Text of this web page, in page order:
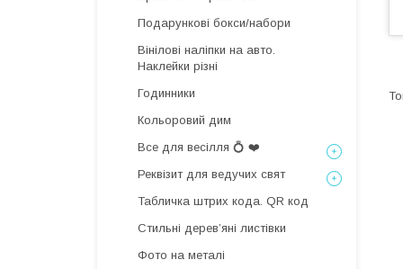
Подарункові бокси/набори
Вінілові наліпки на авто.
Наклейки різні
Годинники
Кольоровий дим
Все для весілля 💍 ❤️
Реквізит для ведучих свят
Табличка штрих кода. QR код
Стильні деревʼяні листівки
Фото на металі